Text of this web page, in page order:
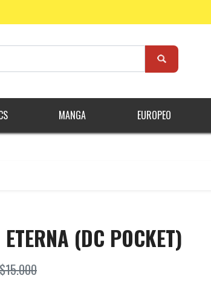
MANGA EUROPEO
(DC POCKET)
$15.000